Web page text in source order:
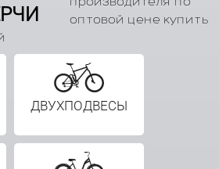
оптовой цене купить
ДВУХПОДВЕСЫ